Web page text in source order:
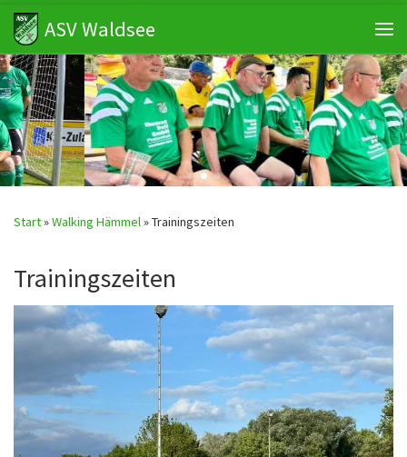
Zum Inhalt springen
ASV Waldsee
Start»Walking Hämmel»Trainingszeiten
Trainingszeiten